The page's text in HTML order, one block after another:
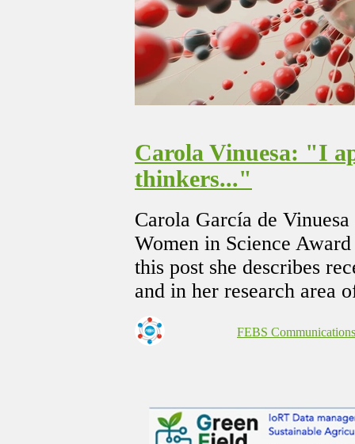
Carola Vinuesa: "I
thinkers..."
Carola García de
Women in Science
this post she describes
and in her research area
FEBS Communications